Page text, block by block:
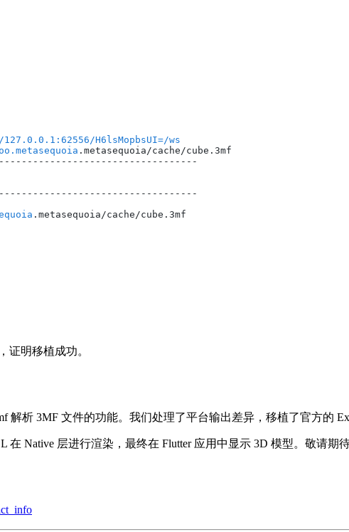
H6lsMopbsUI=/ws
.metasequoia/cache/cube.3mf
.metasequoia/cache/cube.3mf
证明移植成功。
析 3MF 文件的功能。我们处理了平台输出差异，移植了官方的
Native 层进行渲染，最终在 Flutter 应用中显示 3D 模型。敬请期待